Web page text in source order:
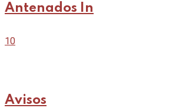
Antenados In
10
Avisos